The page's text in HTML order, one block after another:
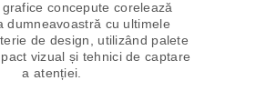
concepute corelează
dumneavoastră cu ultimele
de design, utilizând palete
vizual și tehnici de captare
a atenției.